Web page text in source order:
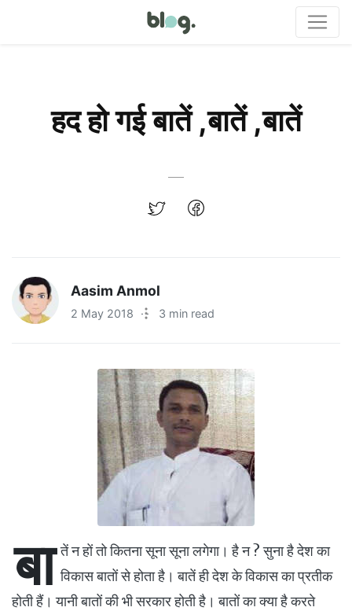
हद हो गई बातें ,बातें ,बातें
Aasim Anmol
2 May 2018 · 3 min read
बा तें न हों तो कितना सूना सूना लगेगा। है न ? सुना है देश का
विकास बातों से होता है। बातें ही देश के विकास का प्रतीक
होती हैं। यानी बातों की भी सरकार होती है। बातों का क्या है करते